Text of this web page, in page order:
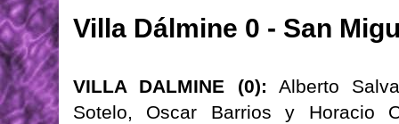
Villa Dálmine 0 - San
VILLA DALMINE (0): Alberto
Sotelo, Oscar Barrios y Horacio